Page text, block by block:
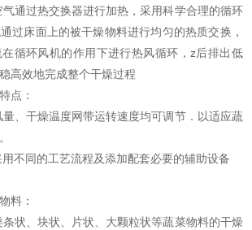
通过热交换器进行加热，采用科学合理的循环
过床面上的被干燥物料进行均匀的热质交换，
循环风机的作用下进行热风循环，z后排出低
高效地完成整个干燥过程
点：
、干燥温度网带运转速度均可调节．以适应蔬
不同的工艺流程及添加配套必要的辅助设备
料：
状、块状、片状、大颗粒状等蔬菜物料的干燥